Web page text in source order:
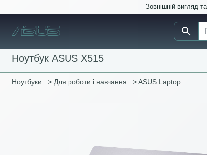
Зовнішній вигляд
Ноутбук ASUS X515
Ноутбуки > Для роботи і навчання > ASUS Laptop